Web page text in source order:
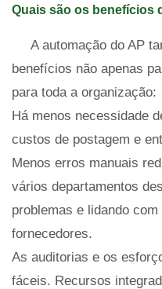
Quais são os benefícios
A automação do AP
benefícios não apenas
para toda a organização:
Há menos necessidade
custos de postagem e
Menos erros manuais
vários departamentos
problemas e lidando
fornecedores.
As auditorias e os
fáceis. Recursos